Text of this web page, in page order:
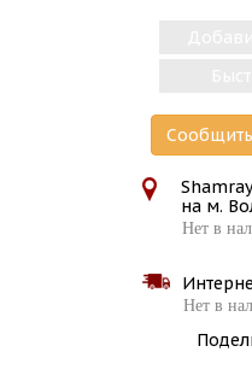
на м.
Нет в
Нет в